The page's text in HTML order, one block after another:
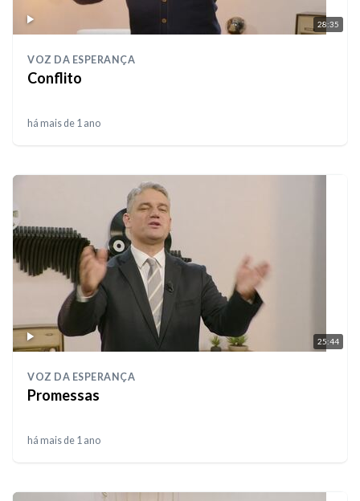
28:35
VOZ DA ESPERANÇA
Conflito
há mais de 1 ano
25:44
VOZ DA ESPERANÇA
Promessas
há mais de 1 ano